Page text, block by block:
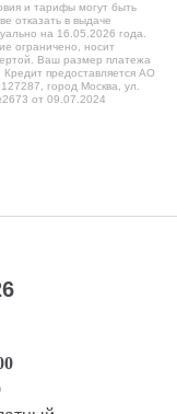
и тарифы могут быть
отказать в выдаче
на 16.05.2026 года.
ограничено, носит
Ваш размер платежа
Кредит предоставляется АО
город Москва, ул.
от 09.07.2024